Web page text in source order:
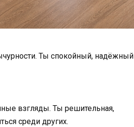
Ты спокойный, надёжный
взгляды. Ты решительная,
среди других.